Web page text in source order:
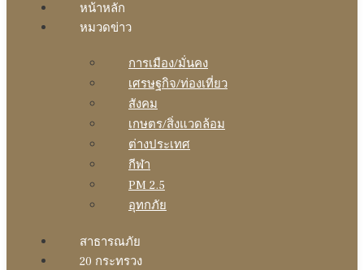
หน้าหลัก
หมวดข่าว
การเมือง/มั่นคง
เศรษฐกิจ/ท่องเที่ยว
สังคม
เกษตร/สิ่งแวดล้อม
ต่างประเทศ
กีฬา
PM 2.5
อุทกภัย
สาธารณภัย
20 กระทรวง